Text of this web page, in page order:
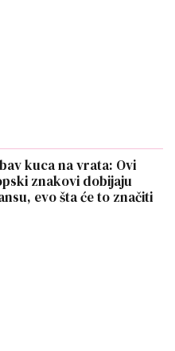
kuca na vrata: Ovi
znakovi dobijaju
evo šta će to značiti